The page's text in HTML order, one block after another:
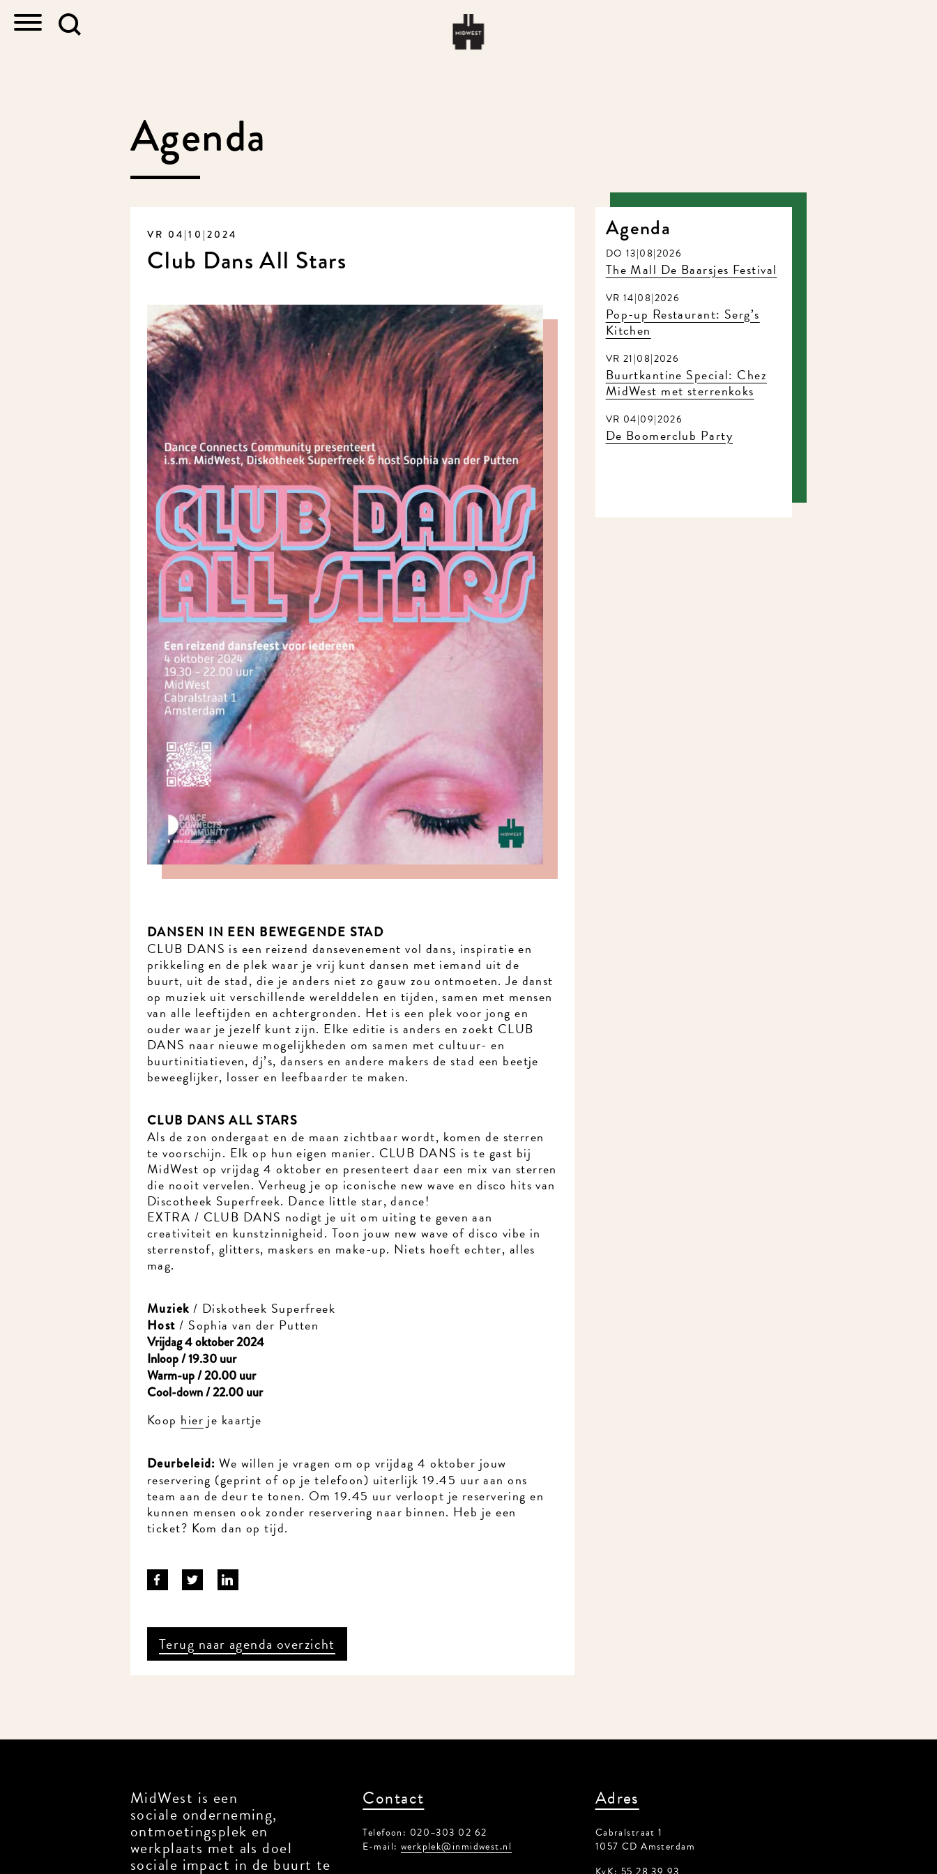
Agenda
VR 04|10|2024
Club Dans All Stars
DANSEN IN EEN BEWEGENDE STAD
CLUB DANS is een reizend dansevenement vol dans, inspiratie en
prikkeling en de plek waar je vrij kunt dansen met iemand uit de
buurt, uit de stad, die je anders niet zo gauw zou ontmoeten. Je danst
op muziek uit verschillende werelddelen en tijden, samen met mensen
van alle leeftijden en achtergronden. Het is een plek voor jong en
ouder waar je jezelf kunt zijn. Elke editie is anders en zoekt CLUB
DANS naar nieuwe mogelijkheden om samen met cultuur- en
buurtinitiatieven, dj’s, dansers en andere makers de stad een beetje
beweeglijker, losser en leefbaarder te maken.
CLUB DANS ALL STARS
Als de zon ondergaat en de maan zichtbaar wordt, komen de sterren
te voorschijn. Elk op hun eigen manier. CLUB DANS is te gast bij
MidWest op vrijdag 4 oktober en presenteert daar een mix van sterren
die nooit vervelen. Verheug je op iconische new wave en disco hits van
Discotheek Superfreek. Dance little star, dance!
EXTRA / CLUB DANS nodigt je uit om uiting te geven aan
creativiteit en kunstzinnigheid. Toon jouw new wave of disco vibe in
sterrenstof, glitters, maskers en make-up. Niets hoeft echter, alles
mag.
Muziek/ Diskotheek Superfreek
Host/ Sophia van der Putten
Vrijdag 4 oktober 2024
Inloop / 19.30 uur
Warm-up / 20.00 uur
Cool-down / 22.00 uur
Koop hierje kaartje
Deurbeleid:We willen je vragen om op vrijdag 4 oktober jouw
reservering (geprint of op je telefoon) uiterlijk 19.45 uur aan ons
team aan de deur te tonen. Om 19.45 uur verloopt je reservering en
kunnen mensen ook zonder reservering naar binnen. Heb je een
ticket? Kom dan op tijd.
Terug naar agenda overzicht
Agenda
DO 13|08|2026
The Mall De Baarsjes Festival
VR 14|08|2026
Pop-up Restaurant: Serg’s
Kitchen
VR 21|08|2026
Buurtkantine Special: Chez
MidWest met sterrenkoks
VR 04|09|2026
De Boomerclub Party
MidWest is een
sociale onderneming,
ontmoetingsplek en
werkplaats met als doel
sociale impact in de buurt te
Contact
Telefoon: 020–303 02 62
E-mail:werkplek@inmidwest.nl
Adres
Cabralstraat 1
1057 CD Amsterdam
Ik wil MidWest-nieuws!
Meld je aan voor onze nieuwsbrief en mis nooit meer iets in MidWest.